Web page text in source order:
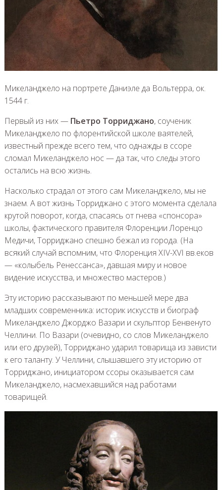
Микеланджело на портрете Даниэле да Вольтерра, ок.
1544 г.
Первый из них — Пьетро Торриджано, соученик
Микеланджело по флорентийской школе ваятелей,
известный прежде всего тем, что однажды в ссоре
сломал Микеланджело нос — да так, что следы этого
остались на всю жизнь.
Насколько страдал от этого сам Микеланджело, мы не
знаем. А вот жизнь Торриджано с этого момента сделала
крутой поворот, когда, спасаясь от гнева «спонсора»
школы, фактического правителя Флоренции Лоренцо
Медичи, Торриджано спешно бежал из города. (На
всякий случай вспомним, что Флоренция XIV-XVI вв.еков
— «колыбель Ренессанса», давшая миру и новое
видение искусства, и множество мастеров.)
Эту историю рассказывают по меньшей мере два
младших современника: историк искусств и биограф
Микеланджело Джорджо Вазари и скульптор Бенвенуто
Челлини. По Вазари (очевидно, со слов Микеланджело
или его друзей), Торриджано ударил товарища из зависти
к его таланту. У Челлини, слышавшего эту историю от
Торриджано, инициатором ссоры оказывается сам
Микеланджело, насмехавшийся над работами
товарищей.